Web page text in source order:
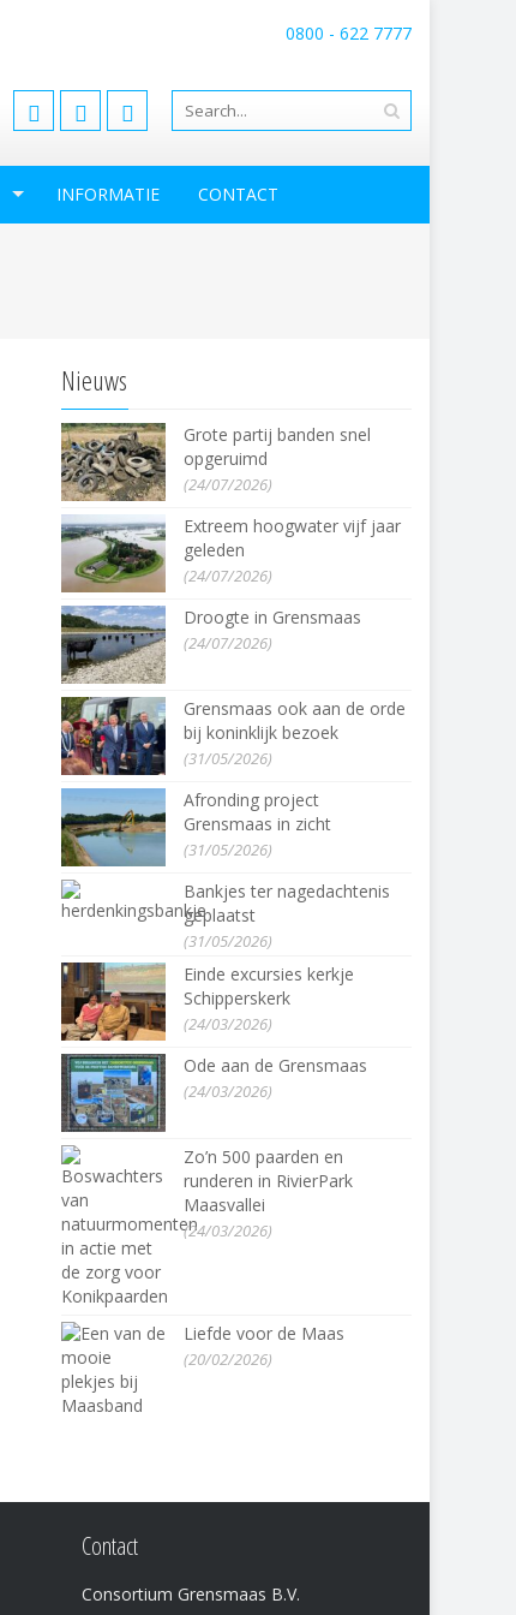
0800 - 622 7777
INFORMATIE CONTACT
Nieuws
Grote partij banden snel
opgeruimd
(24/07/2026)
Extreem hoogwater vijf jaar
geleden
(24/07/2026)
Droogte in Grensmaas
(24/07/2026)
Grensmaas ook aan de orde
bij koninklijk bezoek
(31/05/2026)
Afronding project
Grensmaas in zicht
(31/05/2026)
Bankjes ter nagedachtenis
geplaatst
(31/05/2026)
Einde excursies kerkje
Schipperskerk
(24/03/2026)
Ode aan de Grensmaas
(24/03/2026)
Zo’n 500 paarden en
runderen in RivierPark
Maasvallei
(24/03/2026)
Liefde voor de Maas
(20/02/2026)
Contact
Consortium Grensmaas B.V.